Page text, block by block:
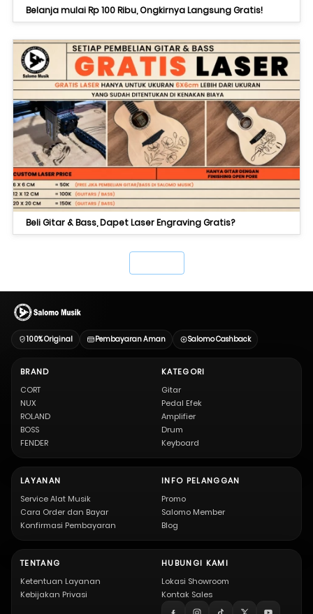
Belanja mulai Rp 100 Ribu, Ongkirnya Langsung Gratis!
Beli Gitar & Bass, Dapet Laser Engraving Gratis?
100% Original Pembayaran Aman Salomo Cashback
BRAND
CORT
NUX
ROLAND
BOSS
FENDER
KATEGORI
Gitar
Pedal Efek
Amplifier
Drum
Keyboard
LAYANAN
Service Alat Musik
Cara Order dan Bayar
Konfirmasi Pembayaran
INFO PELANGGAN
Promo
Salomo Member
Blog
TENTANG
Ketentuan Layanan
Kebijakan Privasi
HUBUNGI KAMI
Lokasi Showroom
Kontak Sales